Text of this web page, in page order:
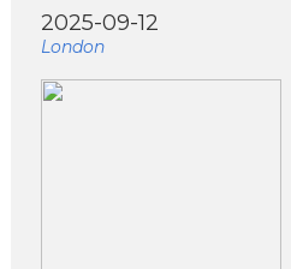
2025-09-12
London